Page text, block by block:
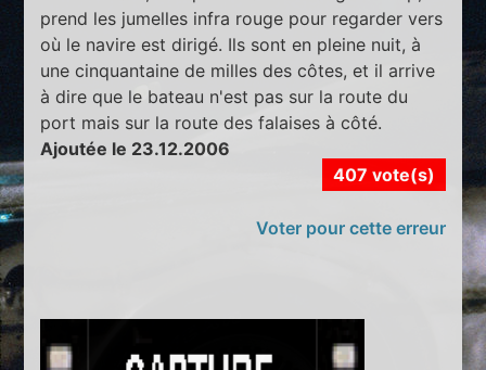
prend les jumelles infra rouge pour regarder vers
où le navire est dirigé. Ils sont en pleine nuit, à
une cinquantaine de milles des côtes, et il arrive
à dire que le bateau n'est pas sur la route du
port mais sur la route des falaises à côté.
Ajoutée le 23.12.2006
407 vote(s)
Voter pour cette erreur